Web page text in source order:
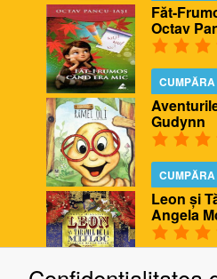
Făt-
Octav
CUMPĂRA
Gudynn
CUMPĂRA
Leon și
Angela
CUMPĂRA